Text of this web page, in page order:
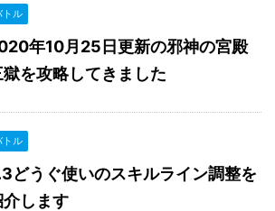
トル
年10月25日更新の邪神の宮殿
獄を攻略してきました
トル
どうぐ使いのスキルライン調整を
介します